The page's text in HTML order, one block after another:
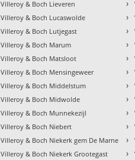
Villeroy & Boch Lieveren
Villeroy & Boch Lucaswolde
Villeroy & Boch Lutjegast
Villeroy & Boch Marum
Villeroy & Boch Matsloot
Villeroy & Boch Mensingeweer
Villeroy & Boch Middelstum
Villeroy & Boch Midwolde
Villeroy & Boch Munnekezijl
Villeroy & Boch Niebert
Villeroy & Boch Niekerk gem De Marne
Villeroy & Boch Niekerk Grootegast
›
›
›
›
›
›
›
›
›
›
›
›